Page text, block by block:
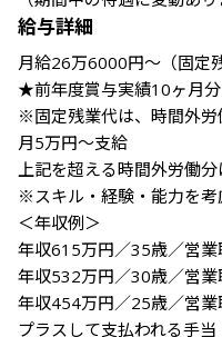
給与詳細
月給26万6000円～（固定
★前年度賞与実績10ヶ月
※固定残業代は、時間外労
月5万円～支給
上記を超える時間外労働
※スキル・経験・能力を
＜年収例＞
年収615万円／35歳／営業
年収532万円／30歳／営業
年収454万円／25歳／営業
プラスして支払われる手